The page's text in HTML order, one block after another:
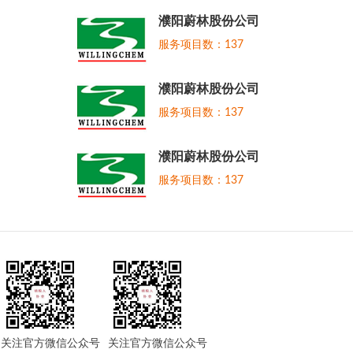
濮阳蔚林股份公司
服务项目数：137
濮阳蔚林股份公司
服务项目数：137
濮阳蔚林股份公司
服务项目数：137
关注官方微信公众号 关注官方微信公众号